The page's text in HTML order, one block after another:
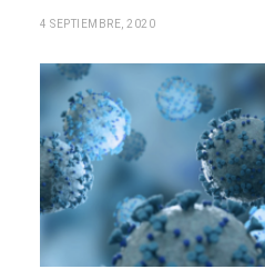
4 SEPTIEMBRE, 2020